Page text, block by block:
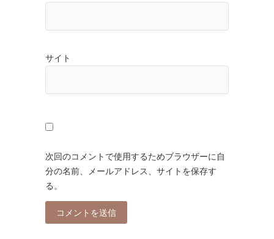
サイト
次回のコメントで使用するためブラウザーに自
分の名前、メールアドレス、サイトを保存す
る。